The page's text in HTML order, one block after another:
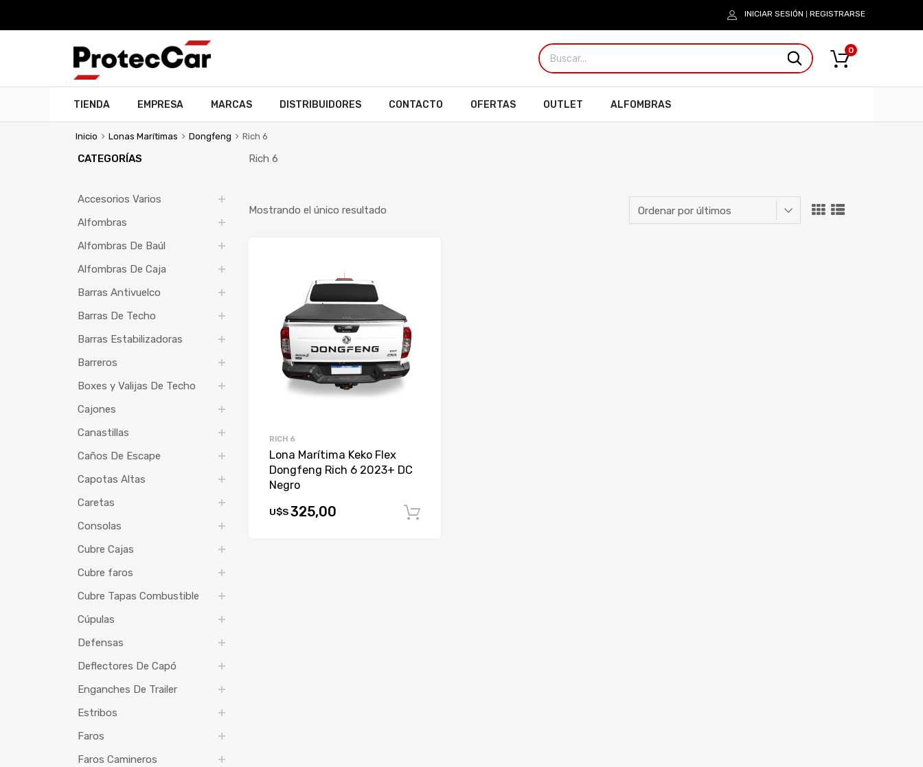
INICIAR SESIÓN REGISTRARSE
0
TIENDA EMPRESA MARCAS DISTRIBUIDORES CONTACTO OFERTAS OUTLET ALFOMBRAS
Inicio Lonas Marítimas Dongfeng Rich 6
Rich 6
Mostrando el único resultado
RICH 6
Lona Marítima Keko Flex
Dongfeng Rich 6 2023+ DC
Negro
U$S325,00
CATEGORÍAS
Accesorios Varios
Alfombras
Alfombras De Baúl
Alfombras De Caja
Barras Antivuelco
Barras De Techo
Barras Estabilizadoras
Barreros
Boxes y Valijas De Techo
Cajones
Canastillas
Caños De Escape
Capotas Altas
Caretas
Consolas
Cubre Cajas
Cubre faros
Cubre Tapas Combustible
Cúpulas
Defensas
Deflectores De Capó
Enganches De Trailer
Estribos
Faros
Faros Camineros